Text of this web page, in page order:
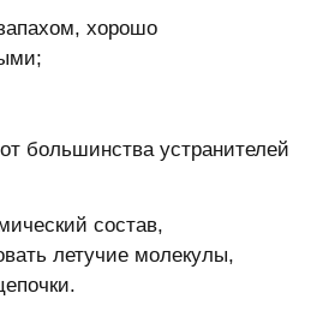
хорошо
большинства устранителей
состав,
летучие молекулы,